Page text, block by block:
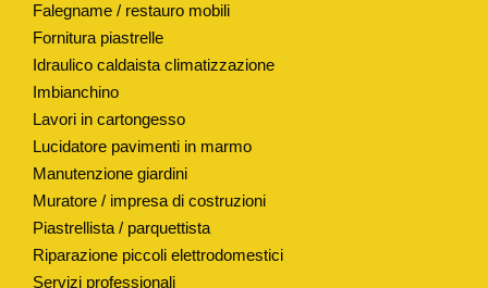
O
N
u
a
n
Falegname / restauro mobili
Fornitura piastrelle
Idraulico caldaista climatizzazione
Imbianchino
Lavori in cartongesso
Lucidatore pavimenti in marmo
Manutenzione giardini
Muratore / impresa di costruzioni
Piastrellista / parquettista
Riparazione piccoli elettrodomestici
Servizi professionali